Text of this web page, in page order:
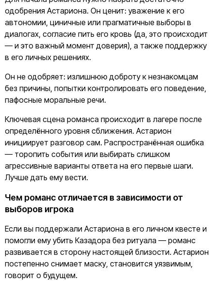
одобрения Астариона. Он ценит: уважение к его
автономии, циничные или прагматичные выборы в
диалогах, согласие пить его кровь (да, это происходит
— и это важный момент доверия), а также поддержку
в его личных решениях.
Он не одобряет: излишнюю доброту к незнакомцам
без причины, попытки контролировать его поведение,
пафосные моральные речи.
Ключевая сцена романса происходит в лагере после
определённого уровня сближения. Астарион
инициирует разговор сам. Распространённая ошибка
— торопить события или выбирать слишком
агрессивные варианты ответа на его первые шаги.
Лучше дать ему вести.
Чем романс отличается в зависимости от
выборов игрока
Если вы поддержали Астариона в его личном квесте и
помогли ему убить Казадора без ритуала — романс
развивается в сторону настоящей близости. Астарион
постепенно снимает маску, становится уязвимым,
говорит о будущем.